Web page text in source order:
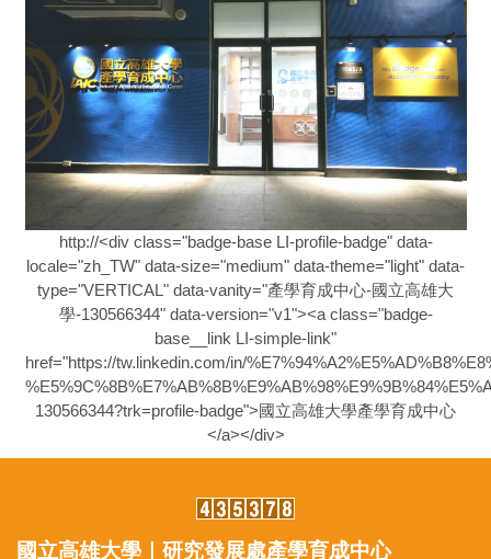
http://<div class="badge-base LI-profile-badge" data-
locale="zh_TW" data-size="medium" data-theme="light" data-
type="VERTICAL" data-vanity="產學育成中心-國立高雄大
學-130566344" data-version="v1"><a class="badge-
base__link LI-simple-link"
href="https://tw.linkedin.com/in/
130566344?trk=profile-badge">國立高雄大學產學育成中心
</a></div>
國立高雄大學｜研究發展處產學育成中心